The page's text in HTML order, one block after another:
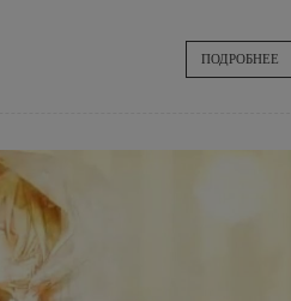
ПОДРОБНЕЕ